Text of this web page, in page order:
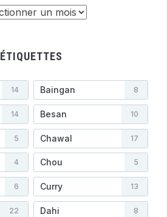
ÉTIQUETTES
14 Baingan 8
14 Besan 10
5 Chawal 17
4 Chou 5
6 Curry 13
22 Dahi 8